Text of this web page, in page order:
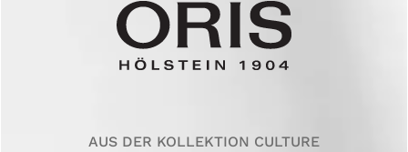
AUS DER KOLLEKTION CULTURE